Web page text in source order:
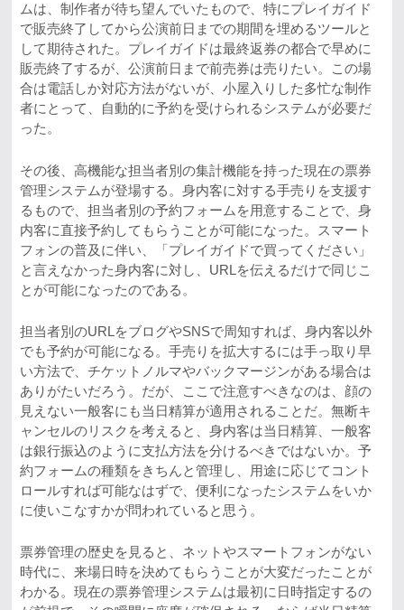
ムは、制作者が待ち望んでいたもので、特にプレイガイド
で販売終了してから公演前日までの期間を埋めるツールと
して期待された。プレイガイドは最終返券の都合で早めに
販売終了するが、公演前日まで前売券は売りたい。この場
合は電話しか対応方法がないが、小屋入りした多忙な制作
者にとって、自動的に予約を受けられるシステムが必要だ
った。
その後、高機能な担当者別の集計機能を持った現在の票券
管理システムが登場する。身内客に対する手売りを支援す
るもので、担当者別の予約フォームを用意することで、身
内客に直接予約してもらうことが可能になった。スマート
フォンの普及に伴い、「プレイガイドで買ってください」
と言えなかった身内客に対し、URLを伝えるだけで同じこ
とが可能になったのである。
担当者別のURLをブログやSNSで周知すれば、身内客以外
でも予約が可能になる。手売りを拡大するには手っ取り早
い方法で、チケットノルマやバックマージンがある場合は
ありがたいだろう。だが、ここで注意すべきなのは、顔の
見えない一般客にも当日精算が適用されることだ。無断キ
ャンセルのリスクを考えると、身内客は当日精算、一般客
は銀行振込のように支払方法を分けるべきではないか。予
約フォームの種類をきちんと管理し、用途に応じてコント
ロールすれば可能なはずで、便利になったシステムをいか
に使いこなすかが問われていると思う。
票券管理の歴史を見ると、ネットやスマートフォンがない
時代に、来場日時を決めてもらうことが大変だったことが
わかる。現在の票券管理システムは最初に日時指定するの